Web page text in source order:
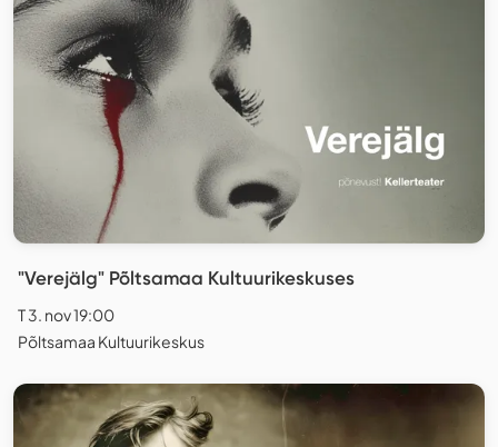
"Verejälg" Põltsamaa Kultuurikeskuses
T 3. nov 19:00
Põltsamaa Kultuurikeskus